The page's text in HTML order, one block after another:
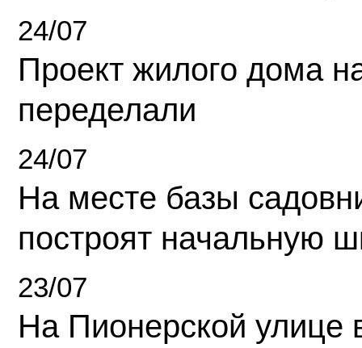
24/07
Проект жилого дома
переделали
24/07
На месте базы
построят начальную
23/07
На Пионерской улице